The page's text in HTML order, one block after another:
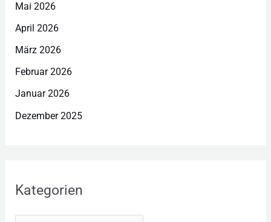
Mai 2026
April 2026
März 2026
Februar 2026
Januar 2026
Dezember 2025
Kategorien